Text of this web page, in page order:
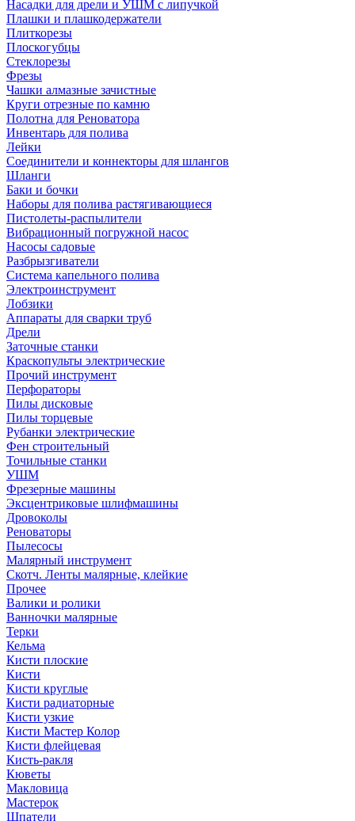
Насадки для дрели и УШМ с липучкой
Плашки и плашкодержатели
Плиткорезы
Плоскогубцы
Стеклорезы
Фрезы
Чашки алмазные зачистные
Круги отрезные по камню
Полотна для Реноватора
Инвентарь для полива
Лейки
Соединители и коннекторы для шлангов
Шланги
Баки и бочки
Наборы для полива растягивающиеся
Пистолеты-распылители
Вибрационный погружной насос
Насосы садовые
Разбрызгиватели
Система капельного полива
Электроинструмент
Лобзики
Аппараты для сварки труб
Дрели
Заточные станки
Краскопульты электрические
Прочий инструмент
Перфораторы
Пилы дисковые
Пилы торцевые
Рубанки электрические
Фен строительный
Точильные станки
УШМ
Фрезерные машины
Эксцентриковые шлифмашины
Дровоколы
Реноваторы
Пылесосы
Малярный инструмент
Скотч. Ленты малярные, клейкие
Прочее
Валики и ролики
Ванночки малярные
Терки
Кельма
Кисти плоские
Кисти
Кисти круглые
Кисти радиаторные
Кисти узкие
Кисти Мастер Колор
Кисти флейцевая
Кисть-ракля
Кюветы
Макловица
Мастерок
Шпатели